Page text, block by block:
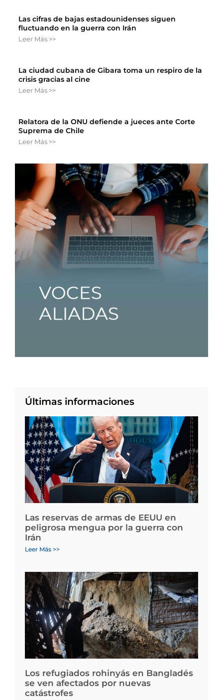
Las cifras de bajas estadounidenses siguen
fluctuando en la guerra con Irán
Leer Más >>
La ciudad cubana de Gibara toma un respiro de la
crisis gracias al cine
Leer Más >>
Relatora de la ONU defiende a jueces ante Corte
Suprema de Chile
Leer Más >>
Últimas informaciones
Las reservas de armas de EEUU en
peligrosa mengua por la guerra con
Irán
Leer Más >>
Los refugiados rohinyás en Bangladés
se ven afectados por nuevas
catástrofes